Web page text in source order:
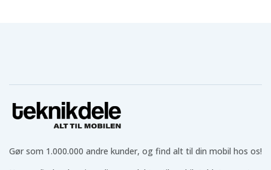
Gør som 1.000.000 andre kunder, og find alt til din mobil hos os!